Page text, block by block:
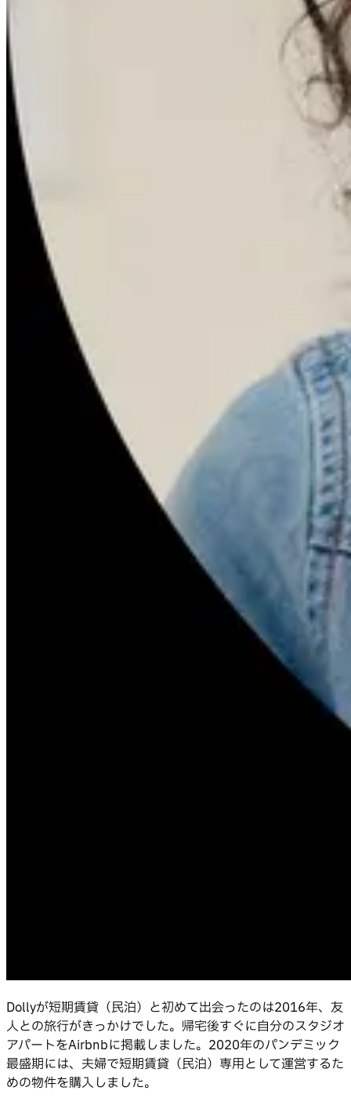
Dollyが短期賃貸（民泊）と初めて出会ったのは2016年、友
人との旅行がきっかけでした。帰宅後すぐに自分のスタジオ
アパートをAirbnbに掲載しました。2020年のパンデミック
最盛期には、夫婦で短期賃貸（民泊）専用として運営するた
めの物件を購入しました。